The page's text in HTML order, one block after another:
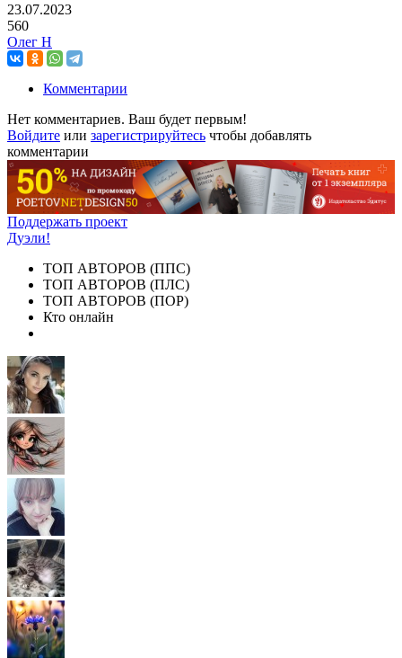
23.07.2023
560
Олег Н
Комментарии
Нет комментариев. Ваш будет первым!
Войдите или зарегистрируйтесь чтобы добавлять
комментарии
Поддержать проект
Дуэли!
ТОП АВТОРОВ (ППС)
ТОП АВТОРОВ (ПЛС)
ТОП АВТОРОВ (ПОР)
Кто онлайн